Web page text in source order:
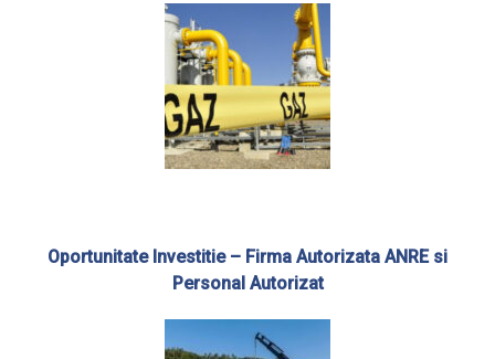
Oportunitate Investitie – Firma Autorizata ANRE si
Personal Autorizat